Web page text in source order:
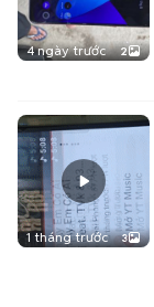
4 ngày trước 2
1 tháng trước 3